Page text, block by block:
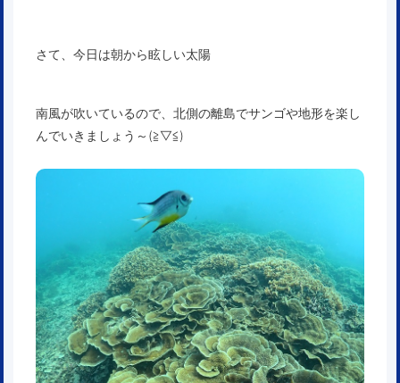
さて、今日は朝から眩しい太陽
南風が吹いているので、北側の離島でサンゴや地形を楽し
んでいきましょう～(≧▽≦)